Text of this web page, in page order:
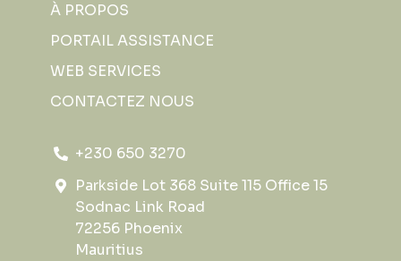
À PROPOS
PORTAIL ASSISTANCE
WEB SERVICES
CONTACTEZ NOUS
+230 650 3270
Parkside Lot 368 Suite 115 Office 15
Sodnac Link Road
72256 Phoenix
Mauritius